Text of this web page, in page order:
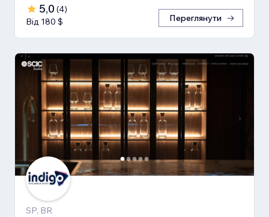
5,0 (4)
Від 180 $
Переглянути
SP, BR